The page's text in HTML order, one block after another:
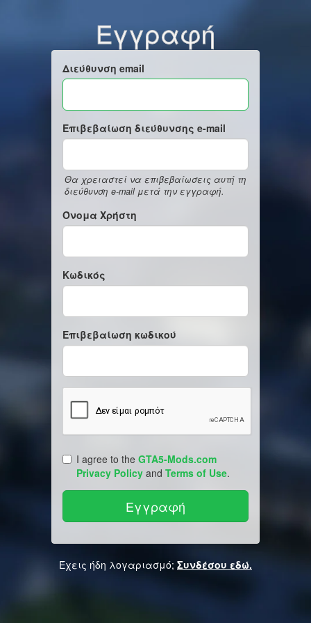
Εγγραφή
Διεύθυνση email
Επιβεβαίωση διεύθυνσης e-mail
Θα χρειαστεί να επιβεβαίωσεις αυτή τη
διεύθυνση e-mail μετά την εγγραφή.
Όνομα Χρήστη
Κωδικός
Επιβεβαίωση κωδικού
I agree to the GTA5-Mods.com
Privacy Policy and Terms of Use.
Έχεις ήδη λογαριασμό; Συνδέσου εδώ.